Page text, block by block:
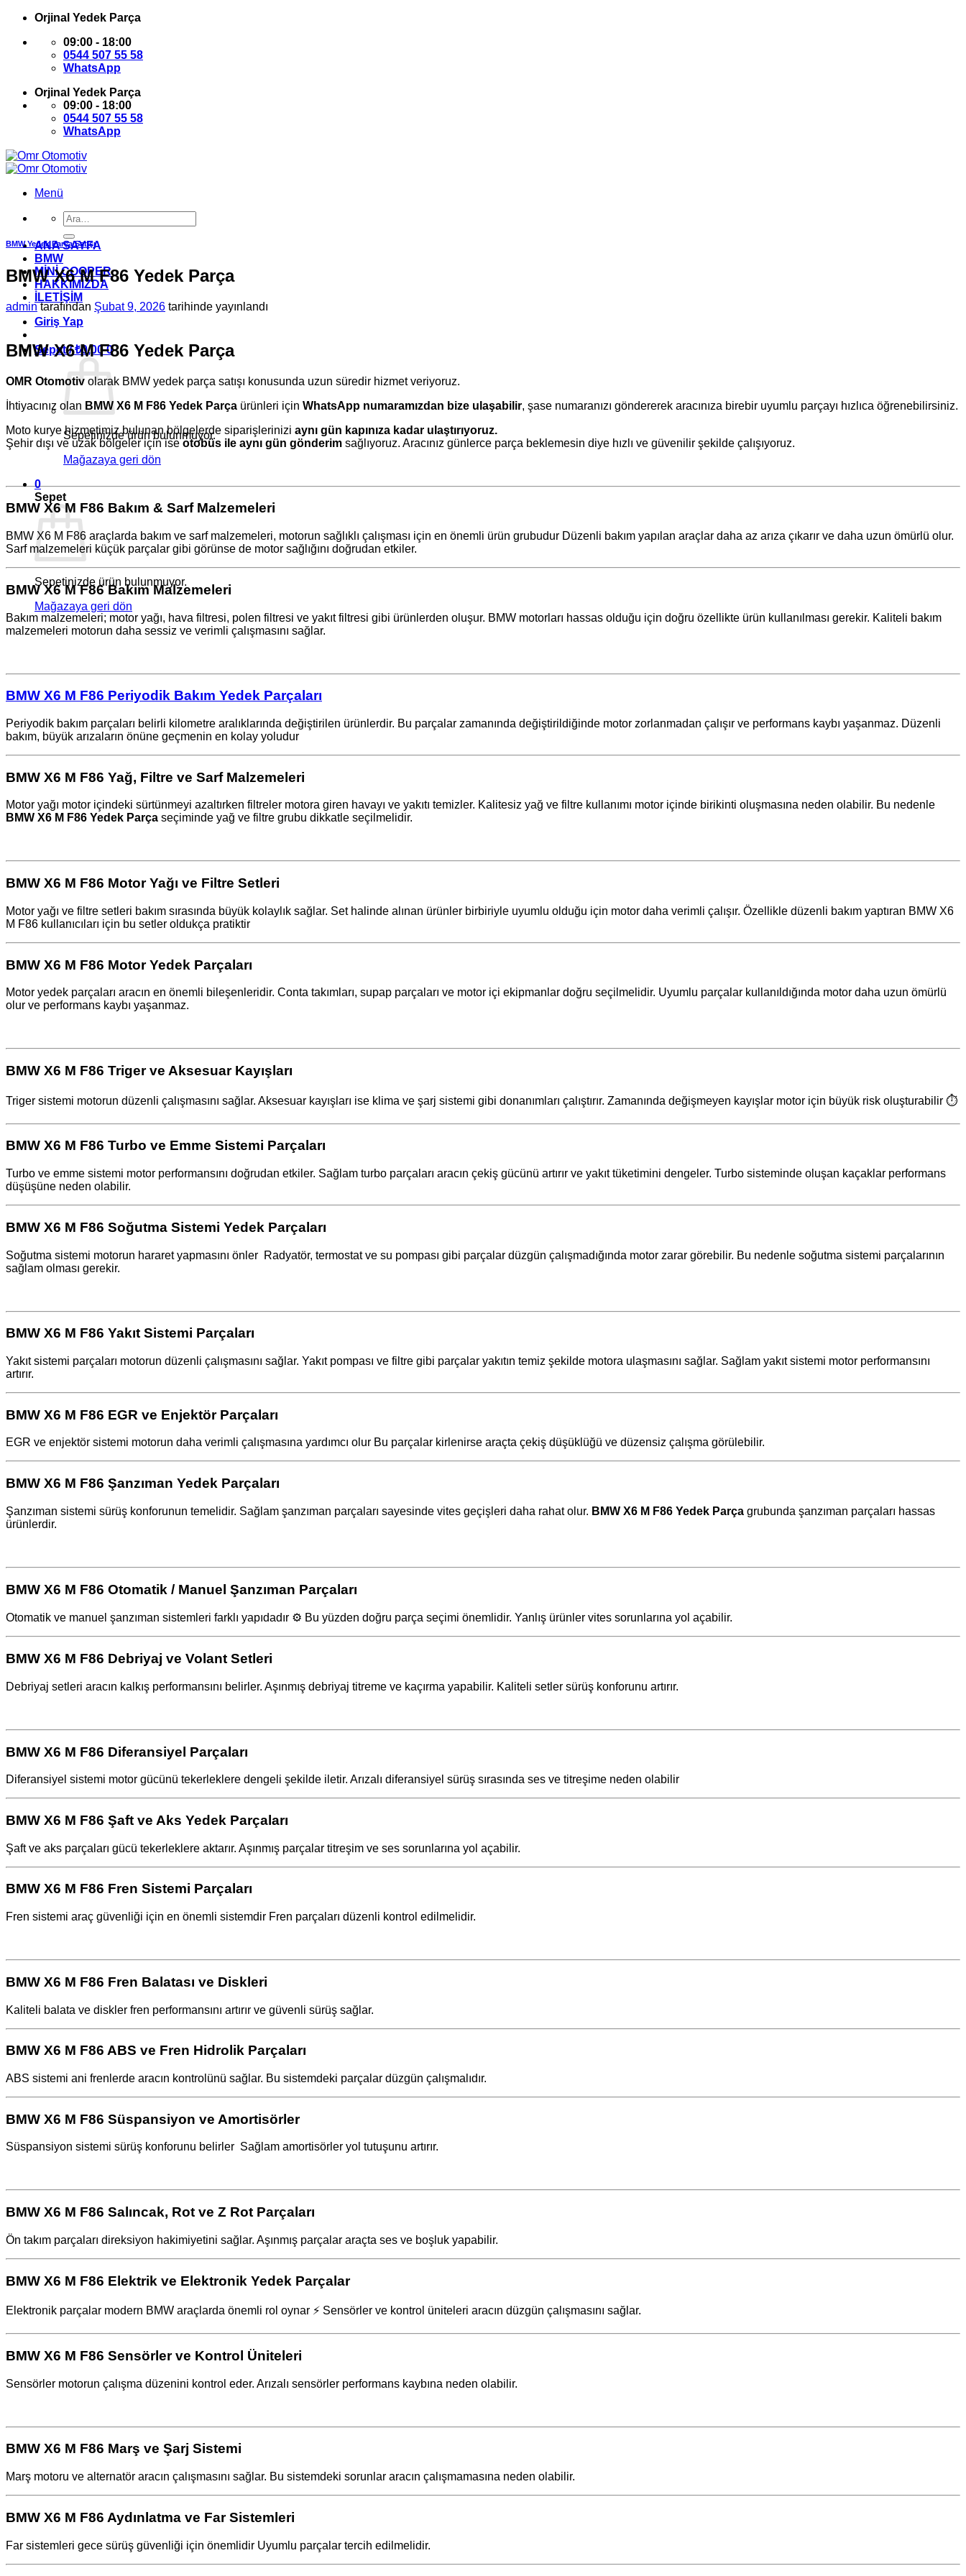
İçeriğeOrjinal Yedek Parça
09:00 - 18:00
0544 507 55 58
WhatsApp
Orjinal Yedek Parça
09:00 - 18:00
0544 507 55 58
WhatsApp
Menü
Ara:
ANA SAYFA
BMW
MİNİ COOPER
HAKKIMIZDA
İLETİŞİM
Giriş Yap
Sepet /₺0,00 0
Sepetinizde ürün bulunmuyor.
Mağazaya geri dön
0
Sepet
Sepetinizde ürün bulunmuyor.
Mağazaya geri dön
BMW Yedek Parça Satışı
BMW X6 M F86 Yedek Parça
admintarafından Şubat 9, 2026 tarihinde yayınlandı
BMW X6 M F86 Yedek Parça
OMR Otomotiv olarak BMW yedek parça satışı konusunda uzun süredir hizmet veriyoruz.
İhtiyacınız olan BMW X6 M F86 Yedek Parça ürünleri için WhatsApp numaramızdan bize ulaşabilir, şase numaranızı göndererek aracınıza birebir uyumlu parçayı hızlıca öğrenebilirsiniz.
Moto kurye hizmetimiz bulunan bölgelerde siparişlerinizi aynı gün kapınıza kadar ulaştırıyoruz.
Şehir dışı ve uzak bölgeler için iseotobüs ile aynı gün gönderim sağlıyoruz. Aracınız günlerce parça beklemesin diye hızlı ve güvenilir şekilde çalışıyoruz.
BMW X6 M F86 Bakım & Sarf Malzemeleri
BMW X6 M F86 araçlarda bakım ve sarf malzemeleri, motorun sağlıklı çalışması için en önemli ürün grubudur Düzenli bakım yapılan araçlar daha az arıza çıkarır ve daha uzun ömürlü olur.
Sarf malzemeleri küçük parçalar gibi görünse de motor sağlığını doğrudan etkiler.
BMW X6 M F86 Bakım Malzemeleri
Bakım malzemeleri; motor yağı, hava filtresi, polen filtresi ve yakıt filtresi gibi ürünlerden oluşur. BMW motorları hassas olduğu için doğru özellikte ürün kullanılması gerekir. Kaliteli bakım
malzemeleri motorun daha sessiz ve verimli çalışmasını sağlar.
BMW X6 M F86 Periyodik Bakım Yedek Parçaları
Periyodik bakım parçaları belirli kilometre aralıklarında değiştirilen ürünlerdir. Bu parçalar zamanında değiştirildiğinde motor zorlanmadan çalışır ve performans kaybı yaşanmaz. Düzenli
bakım, büyük arızaların önüne geçmenin en kolay yoludur
BMW X6 M F86 Yağ, Filtre ve Sarf Malzemeleri
Motor yağı motor içindeki sürtünmeyi azaltırken filtreler motora giren havayı ve yakıtı temizler. Kalitesiz yağ ve filtre kullanımı motor içinde birikinti oluşmasına neden olabilir. Bu nedenle
BMW X6 M F86 Yedek Parça seçiminde yağ ve filtre grubu dikkatle seçilmelidir.
BMW X6 M F86 Motor Yağı ve Filtre Setleri
Motor yağı ve filtre setleri bakım sırasında büyük kolaylık sağlar. Set halinde alınan ürünler birbiriyle uyumlu olduğu için motor daha verimli çalışır. Özellikle düzenli bakım yaptıran BMW X6
M F86 kullanıcıları için bu setler oldukça pratiktir ️
BMW X6 M F86 Motor Yedek Parçaları
Motor yedek parçaları aracın en önemli bileşenleridir. Conta takımları, supap parçaları ve motor içi ekipmanlar doğru seçilmelidir. Uyumlu parçalar kullanıldığında motor daha uzun ömürlü
olur ve performans kaybı yaşanmaz.
BMW X6 M F86 Triger ve Aksesuar Kayışları
Triger sistemi motorun düzenli çalışmasını sağlar. Aksesuar kayışları ise klima ve şarj sistemi gibi donanımları çalıştırır. Zamanında değişmeyen kayışlar motor için büyük risk oluşturabilir ⏱️
BMW X6 M F86 Turbo ve Emme Sistemi Parçaları
Turbo ve emme sistemi motor performansını doğrudan etkiler. Sağlam turbo parçaları aracın çekiş gücünü artırır ve yakıt tüketimini dengeler. Turbo sisteminde oluşan kaçaklar performans
düşüşüne neden olabilir.
BMW X6 M F86 Soğutma Sistemi Yedek Parçaları
Soğutma sistemi motorun hararet yapmasını önler ️ Radyatör, termostat ve su pompası gibi parçalar düzgün çalışmadığında motor zarar görebilir. Bu nedenle soğutma sistemi parçalarının
sağlam olması gerekir.
BMW X6 M F86 Yakıt Sistemi Parçaları
Yakıt sistemi parçaları motorun düzenli çalışmasını sağlar. Yakıt pompası ve filtre gibi parçalar yakıtın temiz şekilde motora ulaşmasını sağlar. Sağlam yakıt sistemi motor performansını
artırır.
BMW X6 M F86 EGR ve Enjektör Parçaları
EGR ve enjektör sistemi motorun daha verimli çalışmasına yardımcı olur Bu parçalar kirlenirse araçta çekiş düşüklüğü ve düzensiz çalışma görülebilir.
BMW X6 M F86 Şanzıman Yedek Parçaları
Şanzıman sistemi sürüş konforunun temelidir. Sağlam şanzıman parçaları sayesinde vites geçişleri daha rahat olur. BMW X6 M F86 Yedek Parça grubunda şanzıman parçaları hassas
ürünlerdir.
BMW X6 M F86 Otomatik / Manuel Şanzıman Parçaları
Otomatik ve manuel şanzıman sistemleri farklı yapıdadır ⚙️ Bu yüzden doğru parça seçimi önemlidir. Yanlış ürünler vites sorunlarına yol açabilir.
BMW X6 M F86 Debriyaj ve Volant Setleri
Debriyaj setleri aracın kalkış performansını belirler. Aşınmış debriyaj titreme ve kaçırma yapabilir. Kaliteli setler sürüş konforunu artırır.
BMW X6 M F86 Diferansiyel Parçaları
Diferansiyel sistemi motor gücünü tekerleklere dengeli şekilde iletir. Arızalı diferansiyel sürüş sırasında ses ve titreşime neden olabilir
BMW X6 M F86 Şaft ve Aks Yedek Parçaları
Şaft ve aks parçaları gücü tekerleklere aktarır. Aşınmış parçalar titreşim ve ses sorunlarına yol açabilir.
BMW X6 M F86 Fren Sistemi Parçaları
Fren sistemi araç güvenliği için en önemli sistemdir Fren parçaları düzenli kontrol edilmelidir.
BMW X6 M F86 Fren Balatası ve Diskleri
Kaliteli balata ve diskler fren performansını artırır ve güvenli sürüş sağlar.
BMW X6 M F86 ABS ve Fren Hidrolik Parçaları
ABS sistemi ani frenlerde aracın kontrolünü sağlar. Bu sistemdeki parçalar düzgün çalışmalıdır.
BMW X6 M F86 Süspansiyon ve Amortisörler
Süspansiyon sistemi sürüş konforunu belirler ️ Sağlam amortisörler yol tutuşunu artırır.
BMW X6 M F86 Salıncak, Rot ve Z Rot Parçaları
Ön takım parçaları direksiyon hakimiyetini sağlar. Aşınmış parçalar araçta ses ve boşluk yapabilir.
BMW X6 M F86 Elektrik ve Elektronik Yedek Parçalar
Elektronik parçalar modern BMW araçlarda önemli rol oynar ⚡ Sensörler ve kontrol üniteleri aracın düzgün çalışmasını sağlar.
BMW X6 M F86 Sensörler ve Kontrol Üniteleri
Sensörler motorun çalışma düzenini kontrol eder. Arızalı sensörler performans kaybına neden olabilir.
BMW X6 M F86 Marş ve Şarj Sistemi
Marş motoru ve alternatör aracın çalışmasını sağlar. Bu sistemdeki sorunlar aracın çalışmamasına neden olabilir.
BMW X6 M F86 Aydınlatma ve Far Sistemleri
Far sistemleri gece sürüş güvenliği için önemlidir Uyumlu parçalar tercih edilmelidir.